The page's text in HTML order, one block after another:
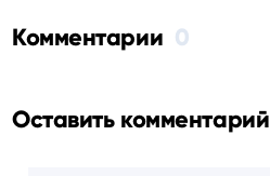
Комментарии 0
Оставить комментарий